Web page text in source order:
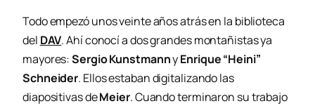
Todo empezó unos veinte años atrás en la biblioteca
del DAV. Ahí conocí a dos grandes montañistas ya
mayores:Sergio KunstmannyEnrique “Heini”
Schneider. Ellos estaban digitalizando las
diapositivas deMeier. Cuando terminaron su trabajo